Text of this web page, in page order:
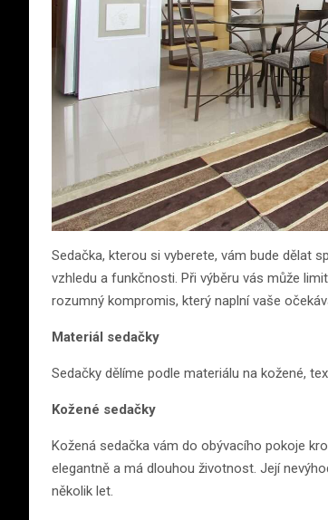
Sedačka, kterou si vyberete, vám bude dělat
vzhledu a funkčnosti. Při výběru vás může
rozumný kompromis, který naplní vaše
Materiál sedačky
Sedačky dělíme podle materiálu na kožené,
Kožené sedačky
Kožená sedačka vám do obývacího pokoje
elegantně a má dlouhou životnost. Její
několik let.